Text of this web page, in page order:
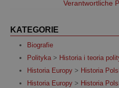
Verantwortliche
KATEGORIE
Biografie
Polityka > Historia i teoria
Historia Europy > Historia
Historia Europy > Historia